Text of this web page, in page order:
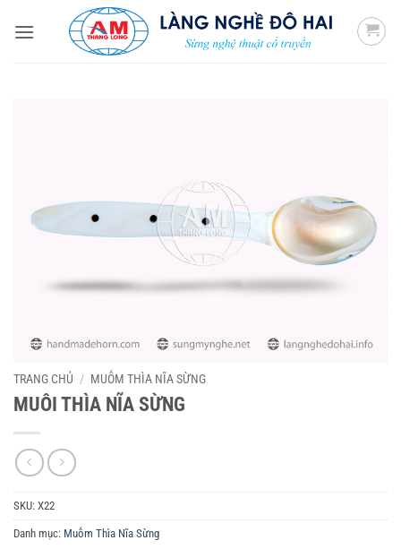
qua
TRANG CHỦ / MUỖM THÌA NĨA SỪNG
MUÔI THÌA NĨA SỪNG
SKU: X22
Danh mục: Muỗm Thìa Nĩa Sừng